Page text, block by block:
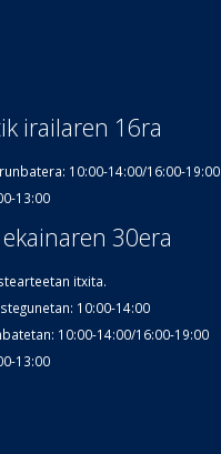
irailaren 16ra
10:00-14:00/16:00-19:00
13:00
30era
itxita.
10:00-14:00
10:00-14:00/16:00-19:00
13:00